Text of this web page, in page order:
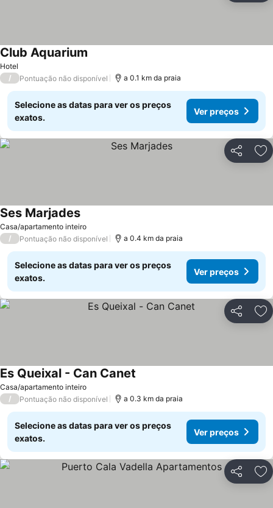
Hotel
Club Aquarium
/ Pontuação não disponível a 0.1 km da praia
Selecione as datas para ver os preços
exatos.
Ver preços
Partilhar
Casa/apartamento inteiro
Ses Marjades
/ Pontuação não disponível a 0.4 km da praia
Selecione as datas para ver os preços
exatos.
Ver preços
Partilhar
Casa/apartamento inteiro
Es Queixal - Can Canet
/ Pontuação não disponível a 0.3 km da praia
Selecione as datas para ver os preços
exatos.
Ver preços
Partilhar